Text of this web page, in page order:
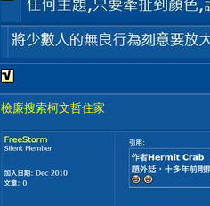
檢廉搜索柯文哲住家